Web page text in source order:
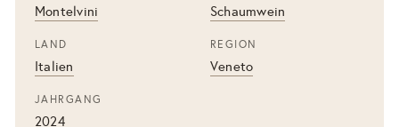
Montelvini Schaumwein
LAND
Italien
REGION
Veneto
JAHRGANG
2024